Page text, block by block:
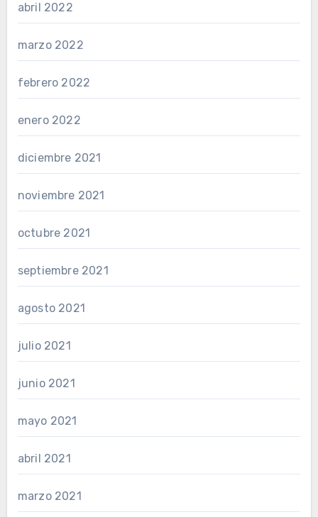
abril 2022
marzo 2022
febrero 2022
enero 2022
diciembre 2021
noviembre 2021
octubre 2021
septiembre 2021
agosto 2021
julio 2021
junio 2021
mayo 2021
abril 2021
marzo 2021